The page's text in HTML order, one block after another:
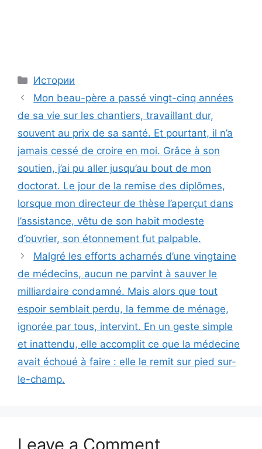
Categories
Истории
Mon beau-père a passé vingt-cinq années
de sa vie sur les chantiers, travaillant dur,
souvent au prix de sa santé. Et pourtant, il n’a
jamais cessé de croire en moi. Grâce à son
soutien, j’ai pu aller jusqu’au bout de mon
doctorat. Le jour de la remise des diplômes,
lorsque mon directeur de thèse l’aperçut dans
l’assistance, vêtu de son habit modeste
d’ouvrier, son étonnement fut palpable.
Malgré les efforts acharnés d’une vingtaine
de médecins, aucun ne parvint à sauver le
milliardaire condamné. Mais alors que tout
espoir semblait perdu, la femme de ménage,
ignorée par tous, intervint. En un geste simple
et inattendu, elle accomplit ce que la médecine
avait échoué à faire : elle le remit sur pied sur-
le-champ.
Leave a Comment